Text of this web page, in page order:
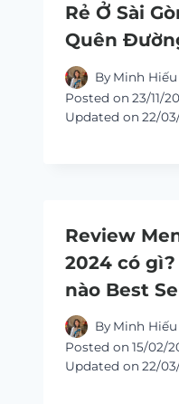
Rẻ Ở Sài
Quên
By Minh Hiếu
Posted on 23/11/
Updated on 22/
Review
2024 có
nào Best
By Minh Hiếu
Posted on 15/02/
Updated on 22/